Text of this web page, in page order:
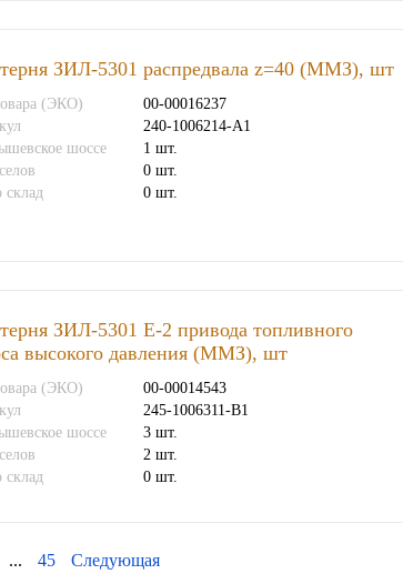
ЗИЛ-5301 распредвала z=40 (ММЗ), шт
(ЭКО)
00-00016237
240-1006214-А1
шоссе
1 шт.
0 шт.
склад
0 шт.
ЗИЛ-5301 Е-2 привода топливного
высокого давления (ММЗ), шт
(ЭКО)
00-00014543
245-1006311-В1
шоссе
3 шт.
2 шт.
склад
0 шт.
... 45 Следующая